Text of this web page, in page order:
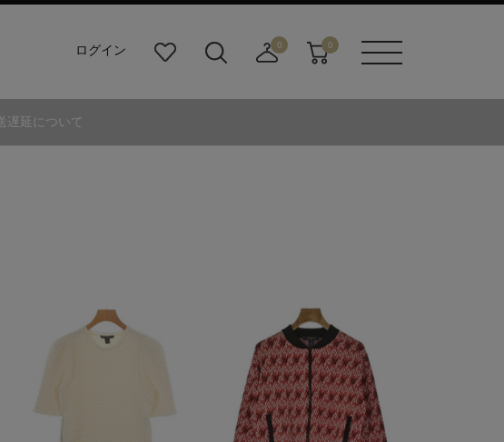
ログイン
り
ダ
0
寄
0
遅延について